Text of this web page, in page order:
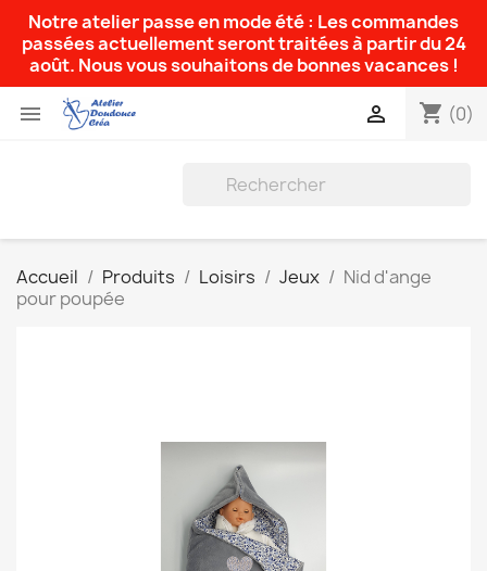
Notre atelier passe en mode été : Les commandes
passées actuellement seront traitées à partir du 24
août. Nous vous souhaitons de bonnes vacances !
 shopping_cart (0)

Accueil Produits Loisirs Jeux
Nid d'ange
pour poupée